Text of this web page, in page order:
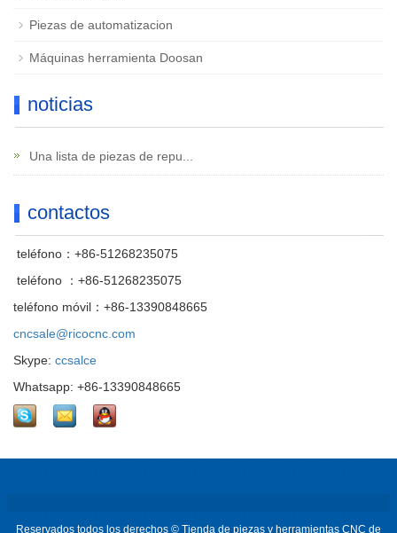
Piezas de automatizacion
Máquinas herramienta Doosan
noticias
Una lista de piezas de repu...
contactos
teléfono：+86-51268235075
teléfono ：+86-51268235075
teléfono móvil：+86-13390848665
cncsale@ricocnc.com
Skype: ccsalce
Whatsapp: +86-13390848665
Reservados todos los derechos © Tienda de piezas y herramientas CNC de